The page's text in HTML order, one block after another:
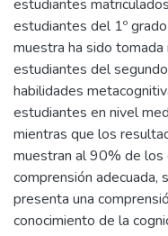
estudiantes
estudiantes del 1º
muestra ha sido
estudiantes del
habilidades
estudiantes en nivel
mientras que los
muestran al 90% de los
comprensión adecuada,
presenta una
conocimiento de la